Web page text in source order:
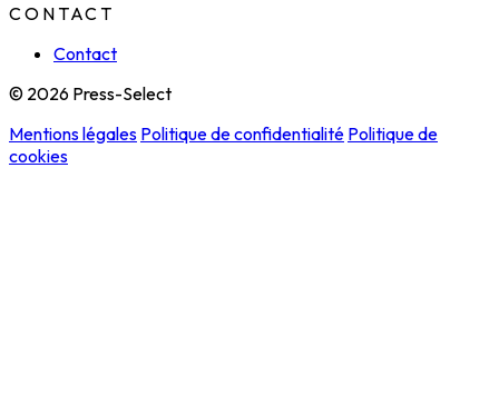
CONTACT
Contact
© 2026 Press-Select
Mentions légales Politique de confidentialité Politique de
cookies